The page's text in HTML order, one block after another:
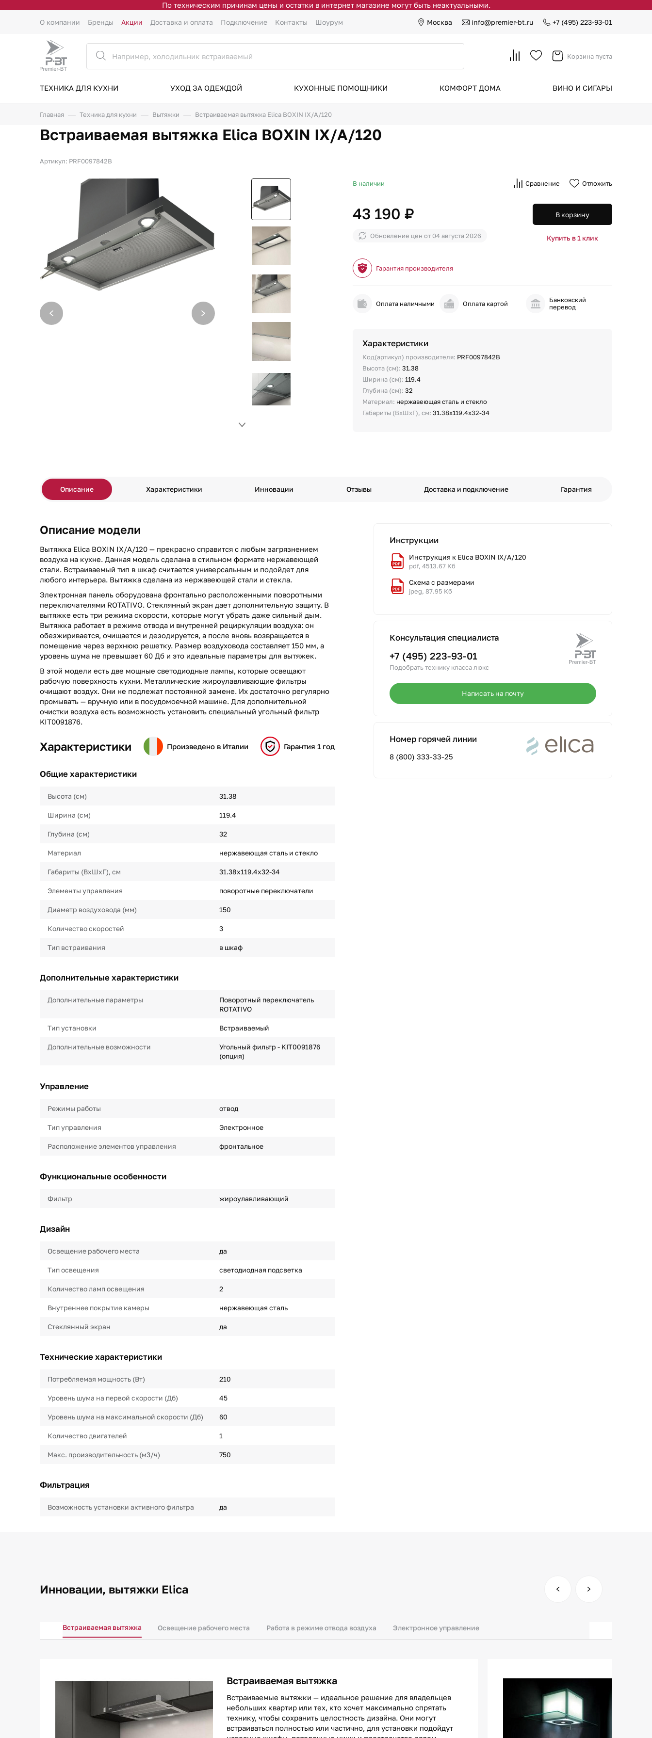
По техническим причинам цены и остатки в интернет магазине могут быть неактуальными.
О компании Бренды Акции Доставка и оплата Подключение Контакты Шоурум Москва info@premier-bt.ru +7 (495) 223-93-01
Корзина пуста
ТЕХНИКА ДЛЯ КУХНИ УХОД ЗА ОДЕЖДОЙ КУХОННЫЕ ПОМОЩНИКИ КОМФОРТ ДОМА ВИНО И СИГАРЫ
Главная Техника для кухни Вытяжки Встраиваемая вытяжка Elica BOXIN IX/A/120
Встраиваемая вытяжка Elica BOXIN IX/A/120
Артикул: PRF0097842B
В наличии Сравнение Отложить
43 190 ₽
Обновление цен от 04 августа 2026
В корзину
Купить в 1 клик
Гарантия производителя
Оплата наличными Оплата картой
Банковский
перевод
Характеристики
Код(артикул) производителя: PRF0097842B
Высота (см):31.38
Ширина (см):119.4
Глубина (см):32
Материал: нержавеющая сталь и стекло
Габариты (ВхШхГ), см:31.38х119.4х32-34
Описание Характеристики Инновации Отзывы Доставка и подключение Гарантия
Описание модели
Вытяжка Elica BOXIN IX/A/120 — прекрасно справится с любым загрязнением
воздуха на кухне. Данная модель сделана в стильном формате нержавеющей
стали. Встраиваемый тип в шкаф считается универсальным и подойдет для
любого интерьера. Вытяжка сделана из нержавеющей стали и стекла.
Электронная панель оборудована фронтально расположенными поворотными
переключателями ROTATIVO. Стеклянный экран дает дополнительную защиту. В
вытяжке есть три режима скорости, которые могут убрать даже сильный дым.
Вытяжка работает в режиме отвода и внутренней рециркуляции воздуха: он
обезжиривается, очищается и дезодируется, а после вновь возвращается в
помещение через верхнюю решетку. Размер воздуховода составляет 150 мм, а
уровень шума не превышает 60 Дб и это идеальные параметры для вытяжек.
В этой модели есть две мощные светодиодные лампы, которые освещают
рабочую поверхность кухни. Металлические жироулавливающие фильтры
очищают воздух. Они не подлежат постоянной замене. Их достаточно регулярно
промывать — вручную или в посудомоечной машине. Для дополнительной
очистки воздуха есть возможность установить специальный угольный фильтр
KIT0091876.
Характеристики Произведено в Италии Гарантия 1 год
Общие характеристики
Высота (см) 31.38
Ширина (см) 119.4
Глубина (см) 32
Материал нержавеющая сталь и стекло
Габариты (ВхШхГ), см 31.38х119.4х32-34
Элементы управления поворотные переключатели
Диаметр воздуховода (мм) 150
Количество скоростей 3
Тип встраивания в шкаф
Дополнительные характеристики
Дополнительные параметры
Поворотный переключатель
ROTATIVO
Тип установки Встраиваемый
Дополнительные возможности
Угольный фильтр - KIT0091876
(опция)
Управление
Режимы работы отвод
Тип управления Электронное
Расположение элементов управления фронтальное
Функциональные особенности
Фильтр жироулавливающий
Дизайн
Освещение рабочего места да
Тип освещения светодиодная подсветка
Количество ламп освещения 2
Внутреннее покрытие камеры нержавеющая сталь
Стеклянный экран да
Технические характеристики
Потребляемая мощность (Вт) 210
Уровень шума на первой скорости (Дб) 45
Уровень шума на максимальной скорости (Дб) 60
Количество двигателей 1
Макс. производительность (м3/ч) 750
Фильтрация
Возможность установки активного фильтра да
Инструкции
Инструкция к Elica BOXIN IX/A/120
pdf, 4513.67 Кб
Схема с размерами
jpeg, 87.95 Кб
Консультация специалиста
+7 (495) 223-93-01
Подобрать технику класса люкс
Написать на почту
Номер горячей линии
8 (800) 333-33-25
Инновации, вытяжки Elica
Встраиваемая вытяжка Освещение рабочего места Работа в режиме отвода воздуха Электронное управление
Встраиваемая вытяжка
Встраиваемые вытяжки — идеальное решение для владельцев
небольших квартир или тех, кто хочет максимально спрятать
технику, чтобы сохранить целостность дизайна. Они могут
встраиваться полностью или частично, для установки подойдут